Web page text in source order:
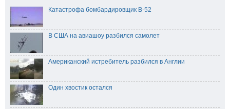
Катастрофа бомбардировщик B-52
В США на авиашоу разбился самолет
Американский истребитель разбился в Англии
Один хвостик остался